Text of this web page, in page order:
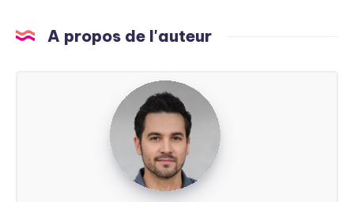
A propos de l'auteur
Steven
Soarez